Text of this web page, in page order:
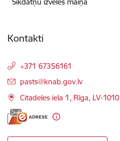
Kontakti
+371 67356161
E-pasts:
pasts@knab.gov.lv
Citadeles iela 1, Rīga, LV-1010